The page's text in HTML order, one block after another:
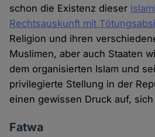
schon die Existenz dieser
Rechtsauskunft mit
Religion und ihren
Muslimen, aber auch Staaten
dem organisierten Islam und
privilegierte Stellung in der
einen gewissen Druck auf,
Fatwa